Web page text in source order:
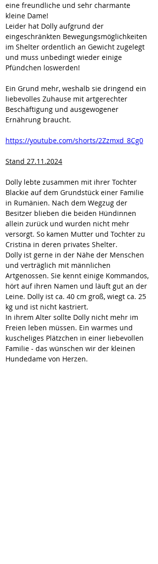
eine freundliche und sehr charmante
kleine Dame!
Leider hat Dolly aufgrund der
eingeschränkten Bewegungsmöglichkeiten
im Shelter ordentlich an Gewicht zugelegt
und muss unbedingt wieder einige
Pfündchen loswerden!
Ein Grund mehr, weshalb sie dringend ein
liebevolles Zuhause mit artgerechter
Beschäftigung und ausgewogener
Ernährung braucht.
https://youtube.com/shorts/2Zzmxd_8Cg0
Stand 27.11.2024
Dolly lebte zusammen mit ihrer Tochter
Blackie auf dem Grundstück einer Familie
in Rumänien. Nach dem Wegzug der
Besitzer blieben die beiden Hündinnen
allein zurück und wurden nicht mehr
versorgt. So kamen Mutter und Tochter zu
Cristina in deren privates Shelter.
Dolly ist gerne in der Nähe der Menschen
und verträglich mit männlichen
Artgenossen. Sie kennt einige Kommandos,
hört auf ihren Namen und läuft gut an der
Leine. Dolly ist ca. 40 cm groß, wiegt ca. 25
kg und ist nicht kastriert.
In ihrem Alter sollte Dolly nicht mehr im
Freien leben müssen. Ein warmes und
kuscheliges Plätzchen in einer liebevollen
Familie - das wünschen wir der kleinen
Hundedame von Herzen.